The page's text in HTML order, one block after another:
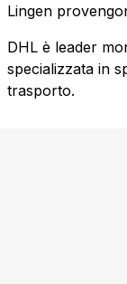
Lingen
DHL è leader
specializzata in
trasporto.